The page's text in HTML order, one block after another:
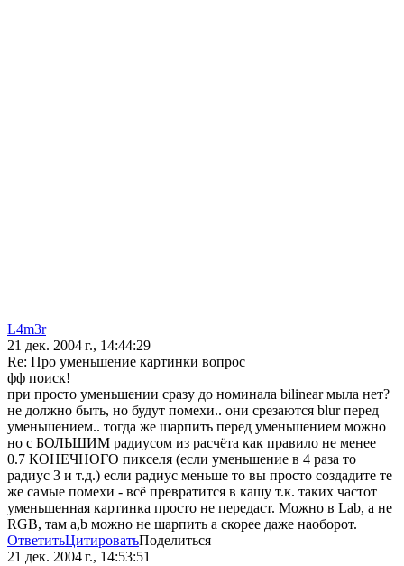
L4m3r
21 дек. 2004 г., 14:44:29
Re: Про уменьшение картинки вопрос
фф поиск!
при просто уменьшении сразу до номинала bilinear мыла нет?
не должно быть, но будут помехи.. они срезаются blur перед
уменьшением.. тогда же шарпить перед уменьшением можно
но с БОЛЬШИМ радиусом из расчёта как правило не менее
0.7 КОНЕЧНОГО пикселя (если уменьшение в 4 раза то
радиус 3 и т.д.) если радиус меньше то вы просто создадите те
же самые помехи - всё превратится в кашу т.к. таких частот
уменьшенная картинка просто не передаст. Можно в Lab, а не
RGB, там a,b можно не шарпить а скорее даже наоборот.
ОтветитьЦитироватьПоделиться
21 дек. 2004 г., 14:53:51